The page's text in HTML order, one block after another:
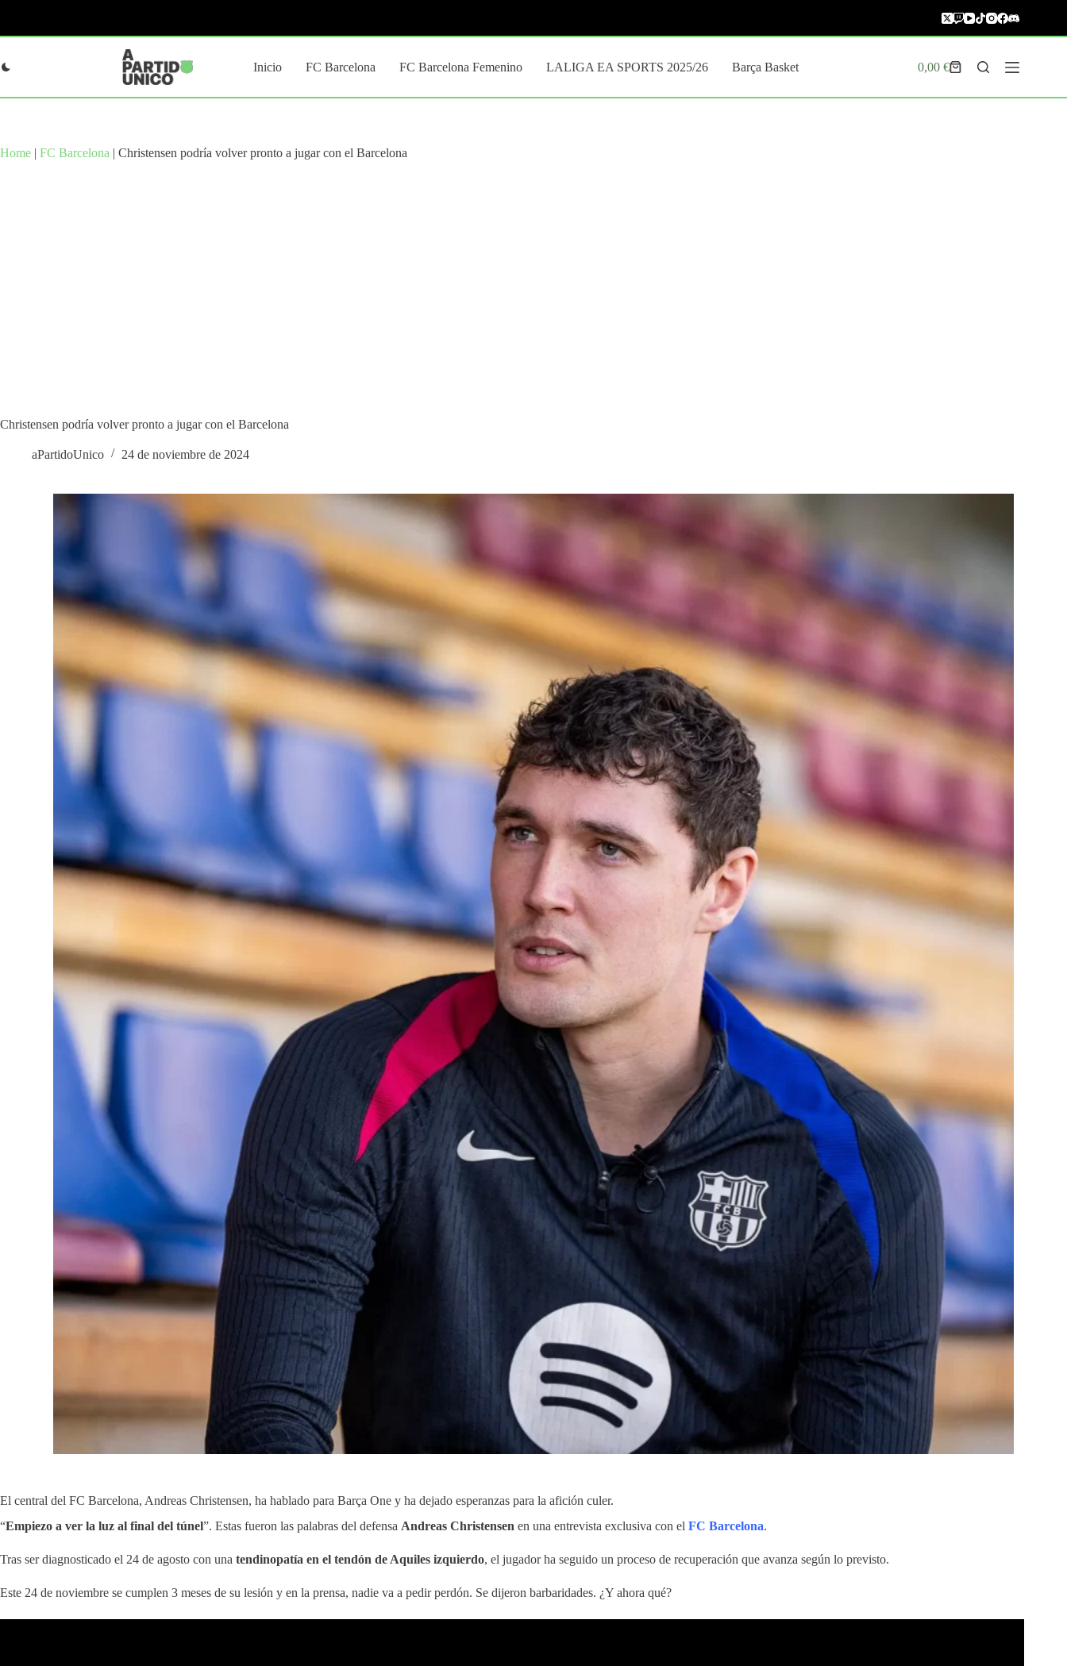
contenido
Inicio FC Barcelona FC Barcelona Femenino LALIGA EA SPORTS 2025/26 Barça Basket
Carro
compra
0,00 €
Home | FC Barcelona | Christensen podría volver pronto a jugar con el Barcelona
Christensen podría volver pronto a jugar con el Barcelona
aPartidoUnico 24 de noviembre de 2024
El central del FC Barcelona, Andreas Christensen, ha hablado para Barça One y ha dejado esperanzas para la afición culer.
“Empiezo a ver la luz al final del túnel”. Estas fueron las palabras del defensa Andreas Christensen en una entrevista exclusiva con el FC Barcelona.
Tras ser diagnosticado el 24 de agosto con una tendinopatía en el tendón de Aquiles izquierdo, el jugador ha seguido un proceso de recuperación que avanza según lo previsto.
Este 24 de noviembre se cumplen 3 meses de su lesión y en la prensa, nadie va a pedir perdón. Se dijeron barbaridades. ¿Y ahora qué?